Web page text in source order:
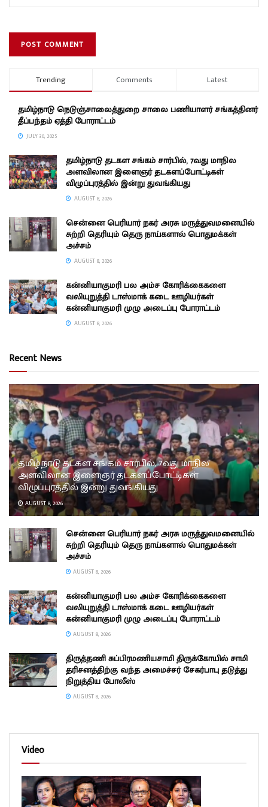
Trending Comments Latest
தமிழ்நாடு நெடுஞ்சாலைத்துறை சாலை பணியாளர் சங்கத்தினர்
தீப்பந்தம் ஏத்தி போராட்டம்
JULY 30, 2025
தமிழ்நாடு தடகள சங்கம் சார்பில், 7வது மாநில
அளவிலான இளைஞர் தடகளப்போட்டிகள்
விழுப்புரத்தில் இன்று துவங்கியது
AUGUST 8, 2026
சென்னை பெரியார் நகர் அரசு மருத்துவமனையில்
சுற்றி தெரியும் தெரு நாய்களால் பொதுமக்கள்
அச்சம்
AUGUST 8, 2026
கன்னியாகுமரி பல அம்ச கோரிக்கைகளை
வலியுறுத்தி டாஸ்மாக் கடை ஊழியர்கள்
கன்னியாகுமரி முழு அடைப்பு போராட்டம்
AUGUST 8, 2026
Recent News
தமிழ்நாடு தடகள சங்கம் சார்பில், 7வது மாநில
அளவிலான இளைஞர் தடகளப்போட்டிகள்
விழுப்புரத்தில் இன்று துவங்கியது
AUGUST 8, 2026
சென்னை பெரியார் நகர் அரசு மருத்துவமனையில்
சுற்றி தெரியும் தெரு நாய்களால் பொதுமக்கள்
அச்சம்
AUGUST 8, 2026
கன்னியாகுமரி பல அம்ச கோரிக்கைகளை
வலியுறுத்தி டாஸ்மாக் கடை ஊழியர்கள்
கன்னியாகுமரி முழு அடைப்பு போராட்டம்
AUGUST 8, 2026
திருத்தணி சுப்பிரமணியசாமி திருக்கோயில் சாமி
தரிசனத்திற்கு வந்த அமைச்சர் சேகர்பாபு தடுத்து
நிறுத்திய போலீஸ்
AUGUST 8, 2026
Video